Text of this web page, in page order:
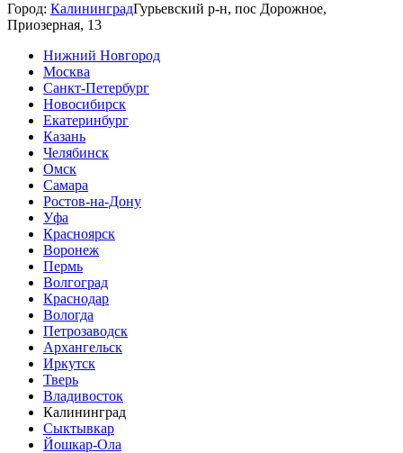
Город: КалининградГурьевский р-н, пос Дорожное,
Приозерная, 13
Нижний Новгород
Москва
Санкт-Петербург
Новосибирск
Екатеринбург
Казань
Челябинск
Омск
Самара
Ростов-на-Дону
Уфа
Красноярск
Воронеж
Пермь
Волгоград
Краснодар
Вологда
Петрозаводск
Архангельск
Иркутск
Тверь
Владивосток
Калининград
Сыктывкар
Йошкар-Ола